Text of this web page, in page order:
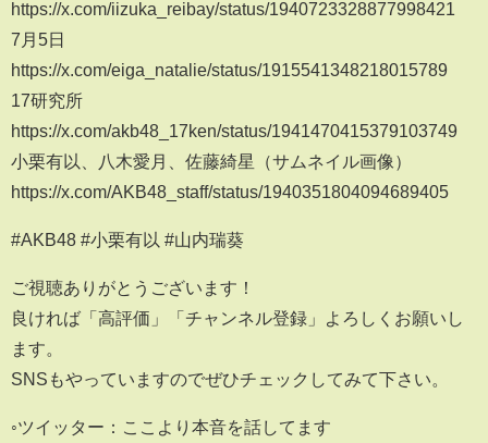
https://x.com/iizuka_reibay/status/1940723328877998421
7月5日
https://x.com/eiga_natalie/status/1915541348218015789
17研究所
https://x.com/akb48_17ken/status/1941470415379103749
小栗有以、八木愛月、佐藤綺星（サムネイル画像）
https://x.com/AKB48_staff/status/1940351804094689405
#AKB48 #小栗有以 #山内瑞葵
ご視聴ありがとうございます！
良ければ「高評価」「チャンネル登録」よろしくお願いし
ます。
SNSもやっていますのでぜひチェックしてみて下さい。
◦ツイッター：ここより本音を話してます